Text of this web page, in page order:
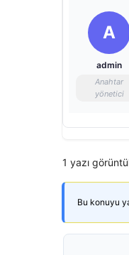
A
admin
Anahtar
yönetici
1 yazı
Bu konuyu